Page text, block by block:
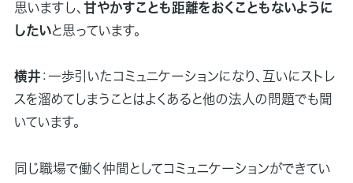
思いますし、 甘やかすことも距離をおくこともないように
したいと思っています。
横井 ：一歩引いたコミュニケーションになり、互いにストレ
スを溜めてしまうことはよくあると他の法人の問題でも聞
いています。
同じ職場で働く仲間としてコミュニケーションができてい